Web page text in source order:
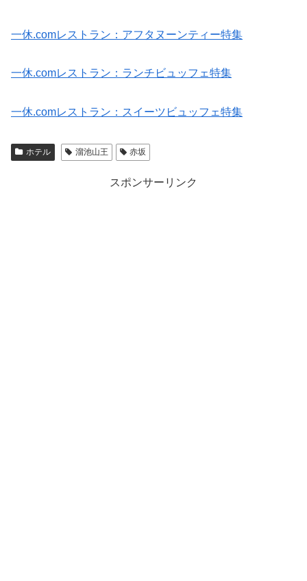
一休.comレストラン：アフタヌーンティー特集
一休.comレストラン：ランチビュッフェ特集
一休.comレストラン：スイーツビュッフェ特集
ホテル 溜池山王 赤坂
スポンサーリンク